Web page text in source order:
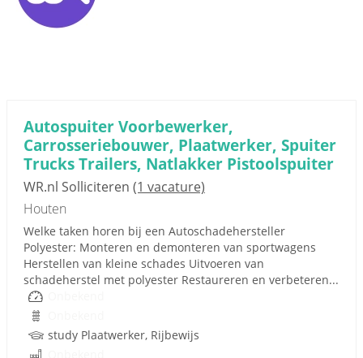
Autospuiter Voorbewerker,
Carrosseriebouwer, Plaatwerker, Spuiter
Trucks Trailers, Natlakker Pistoolspuiter
WR.nl Solliciteren (1 vacature)
Houten
Welke taken horen bij een Autoschadehersteller
Polyester: Monteren en demonteren van sportwagens
Herstellen van kleine schades Uitvoeren van
schadeherstel met polyester Restaureren en verbeteren...
study Plaatwerker, Rijbewijs